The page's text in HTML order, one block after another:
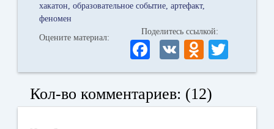
хакатон
образовательное событие артефакт
феномен
Оцените материал:
Поделитесь ссылкой:
Fa
ce
bo
ok
V
K
O
dn
ok
la
wi
r
Кол-во комментариев: (12)